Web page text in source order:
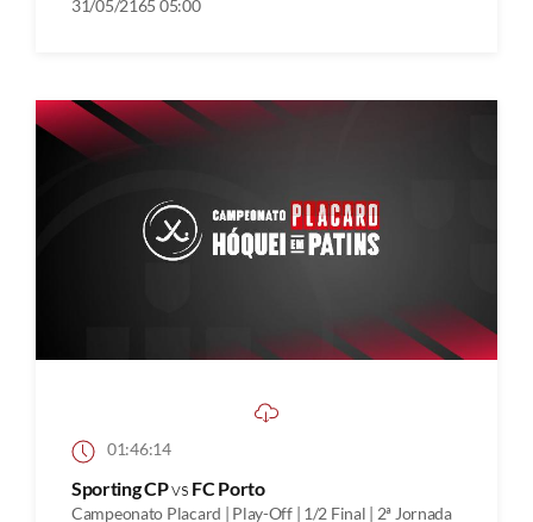
31/05/2165 05:00
01:46:14
Sporting CPvs FC Porto
Campeonato Placard | Play-Off | 1/2 Final | 2ª Jornada